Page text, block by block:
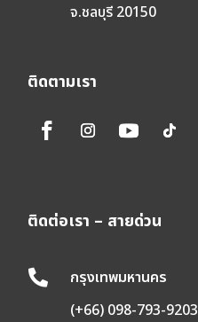
จ.ชลบุรี 20150
ติดตามเรา
ติดต่อเรา – สายด่วน

กรุงเทพมหานคร
(+66) 098-793-9203